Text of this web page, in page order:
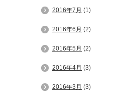
2016年7月 (1)
2016年6月 (2)
2016年5月 (2)
2016年4月 (3)
2016年3月 (3)